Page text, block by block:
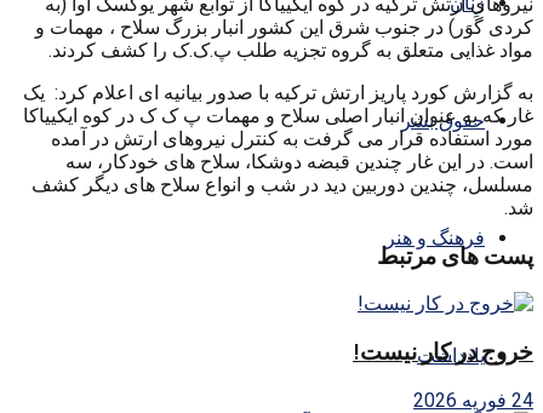
حقوق بشر
فرهنگ و هنر
یادداشت
کردی گَوَر) در جنوب شرق این کشور انبار بزرگ سلاح ، مهمات و
مواد غذایی متعلق به گروه تجزیه طلب پ.ک.ک را کشف کردند.
به گزارش کورد پاریز ارتش ترکیه با صدور بیانیه ای اعلام کرد: یک
غار که به عنوان انبار اصلی سلاح و مهمات پ ک ک در کوه ایکییاکا
مورد استفاده قرار می گرفت به کنترل نیروهای ارتش در آمده
است. در این غار چندین قبضه دوشکا، سلاح های خودکار، سه
مسلسل، چندین دوربین دید در شب و انواع سلاح های دیگر کشف
شد.
پست های مرتبط
خروج در کار نیست!
24 فوریه 2026